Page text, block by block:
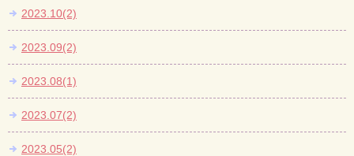
2023.10(2)
2023.09(2)
2023.08(1)
2023.07(2)
2023.05(2)